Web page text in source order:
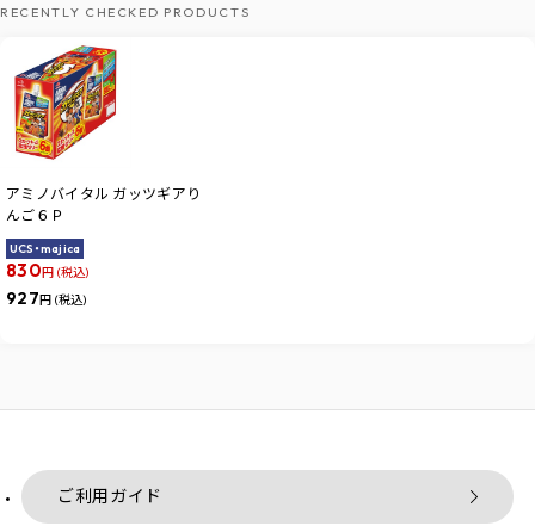
RECENTLY CHECKED PRODUCTS
アミノバイタル ガッツギアり
んご６Ｐ
UCS・majica
830円 (税込)
927円 (税込)
ご利用ガイド